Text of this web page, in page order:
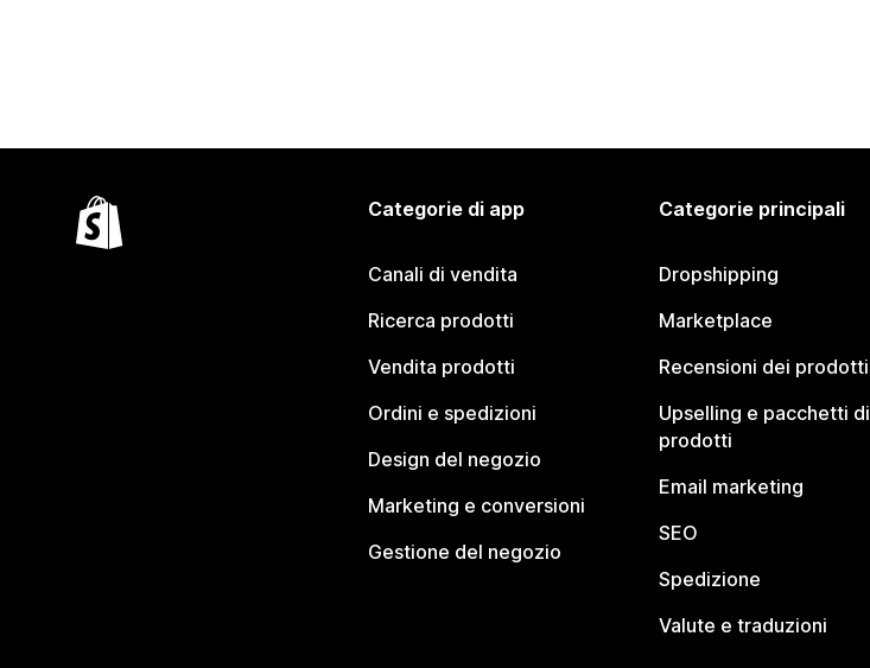
Categorie di app
Canali di vendita
Ricerca prodotti
Vendita prodotti
Ordini e spedizioni
Design del negozio
Marketing e conversioni
Gestione del negozio
Categorie principali
Dropshipping
Marketplace
Recensioni dei prodotti
Upselling e pacchetti di
prodotti
Email marketing
SEO
Spedizione
Valute e traduzioni